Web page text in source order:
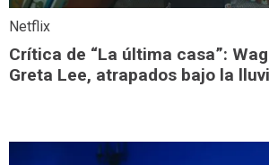
Netflix
Crítica de “La última casa”:
Greta Lee, atrapados bajo la